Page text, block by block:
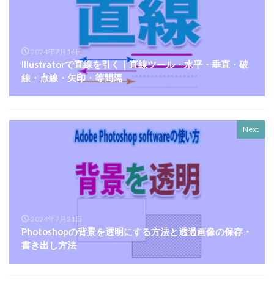
2024年7月16日
Illustratorで直線を引く｜直線ツール・水平・垂直・破
線・点線・矢印・等間隔
Next
2024年7月21日
Photoshopの背景を透明にする方法と透過画像の保存・
書き出し方法